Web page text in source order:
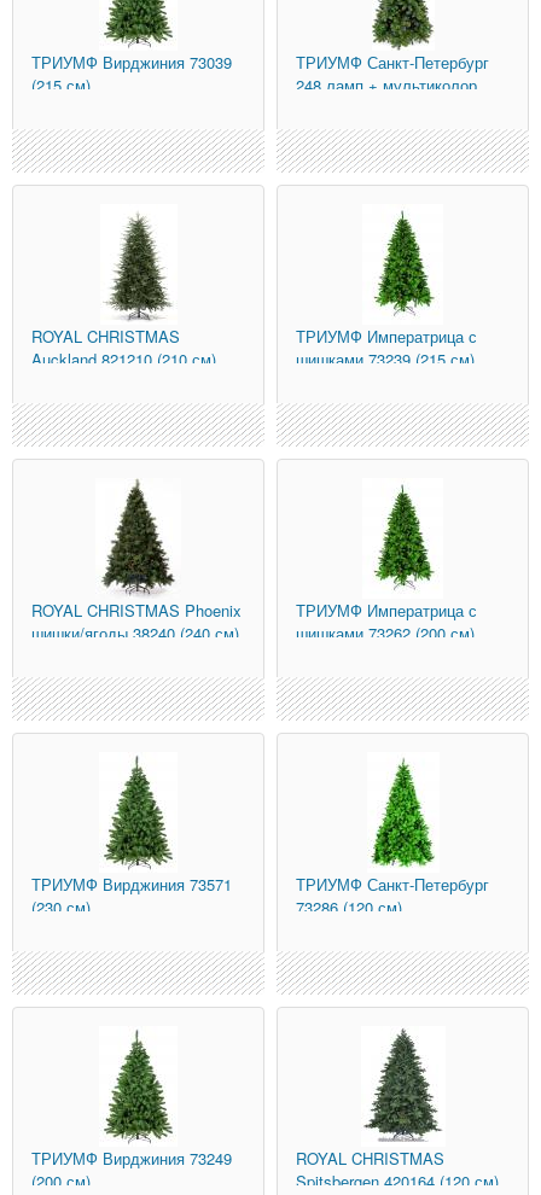
ТРИУМФ Вирджиния 73039
(215 см)
ТРИУМФ Санкт-Петербург
248 ламп + мультиколор
ROYAL CHRISTMAS
Auckland 821210 (210 см)
ТРИУМФ Императрица с
шишками 73239 (215 см)
ROYAL CHRISTMAS Phoenix
шишки/ягоды 38240 (240 см)
ТРИУМФ Императрица с
шишками 73262 (200 см)
ТРИУМФ Вирджиния 73571
(230 см)
ТРИУМФ Санкт-Петербург
73286 (120 см)
ТРИУМФ Вирджиния 73249
(200 см)
ROYAL CHRISTMAS
Spitsbergen 420164 (120 см)